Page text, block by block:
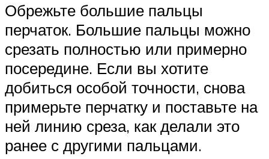
Обрежьте большие пальцы
перчаток. Большие пальцы можно
срезать полностью или примерно
посередине. Если вы хотите
добиться особой точности, снова
примерьте перчатку и поставьте на
ней линию среза, как делали это
ранее с другими пальцами.